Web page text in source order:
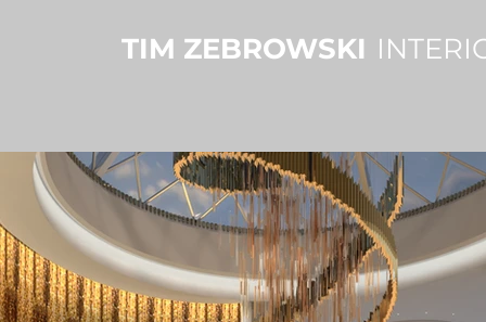
TIM ZEBROWSKI